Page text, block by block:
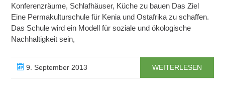
Konferenzräume, Schlafhäuser, Küche zu bauen Das Ziel
Eine Permakulturschule für Kenia und Ostafrika zu schaffen.
Das Schule wird ein Modell für soziale und ökologische
Nachhaltigkeit sein,
9. September 2013 WEITERLESEN